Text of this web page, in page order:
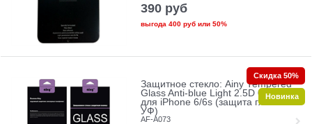
390 руб
выгода 400 рубили 50%
Защитное стекло: Ainy Tempered
Glass Anti-blue Light 2.5D 0.33mm
для iPhone 6/6s (защита глаз от
УФ)
AF-A073
Скидка 50%
Новинка